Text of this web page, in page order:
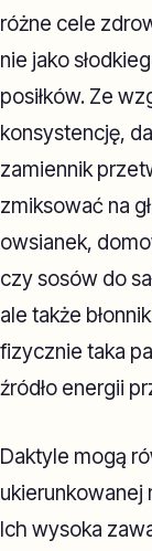
różne cele
nie jako
posiłków. Ze
konsystencję,
zamiennik
zmiksować na
owsianek,
czy sosów do
ale także
fizycznie taka
źródło energii
Daktyle mogą
ukierunkowanej
Ich wysoka